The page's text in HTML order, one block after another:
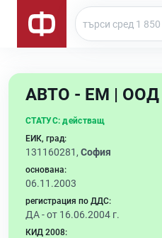
АВТО - ЕМ | ООД
СТАТУС: действащ
ЕИК, град:
131160281, София
основана:
06.11.2003
регистрация по ДДС:
ДА - от 16.06.2004 г.
КИД 2008: